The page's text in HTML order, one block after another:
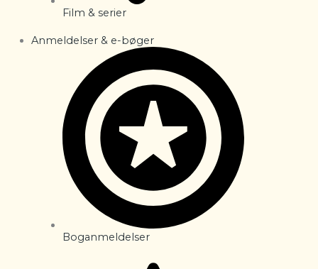
Film & serier
Anmeldelser & e-bøger
Boganmeldelser